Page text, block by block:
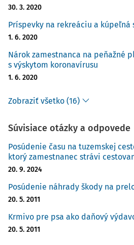
30. 3. 2020
Príspevky na rekreáciu a
1. 6. 2020
Nárok zamestnanca na peňažné
s výskytom koronavírusu
1. 6. 2020
Zobraziť všetko (16)
Súvisiace otázky a odpovede
Posúdenie času na tuzemskej
ktorý zamestnanec strávi
20. 9. 2024
Posúdenie náhrady škody na
20. 5. 2011
Krmivo pre psa ako daňový
20. 5. 2011